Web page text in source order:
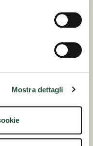
Mostra dettagli